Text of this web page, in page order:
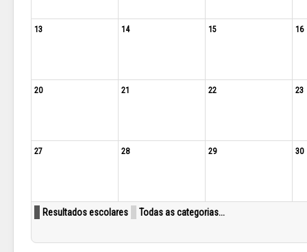
13 14 15 16
20 21 22 23
27 28 29 30
Resultados escolares Todas as categorias...